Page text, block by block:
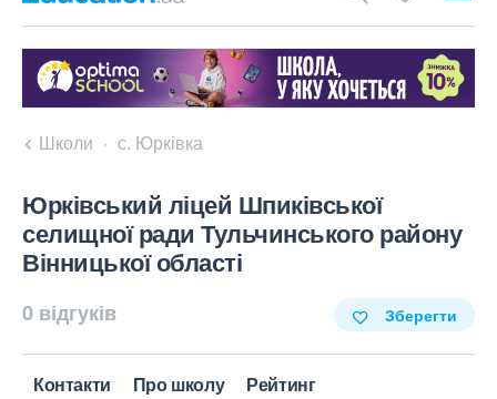
Школи с. Юрківка
Юрківський ліцей Шпиківської
селищної ради Тульчинського району
Вінницької області
0 відгуків Зберегти
Контакти Про школу Рейтинг